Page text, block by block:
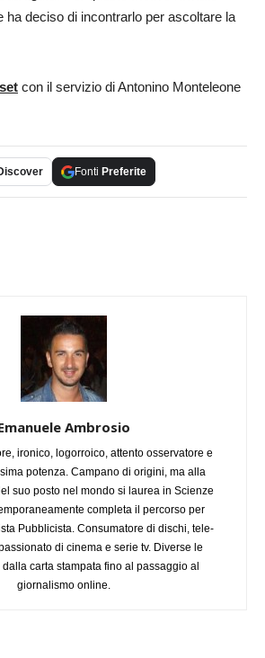
ha deciso di incontrarlo per ascoltare la
con il servizio di Antonino Monteleone
Fonti Preferite
Ambrosio
ironico, logorroico, attento osservatore e
potenza. Campano di origini, ma alla
suo posto nel mondo si laurea in Scienze
completa il percorso per
Pubblicista. Consumatore di dischi, tele-
di cinema e serie tv. Diverse le
carta stampata fino al passaggio al
giornalismo online.